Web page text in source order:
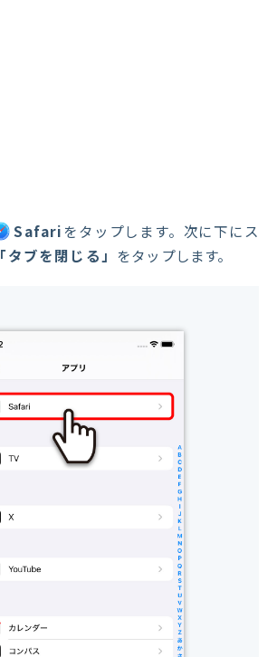
Safari をタップします。次に下にス
「タブを閉じる」 をタップします。